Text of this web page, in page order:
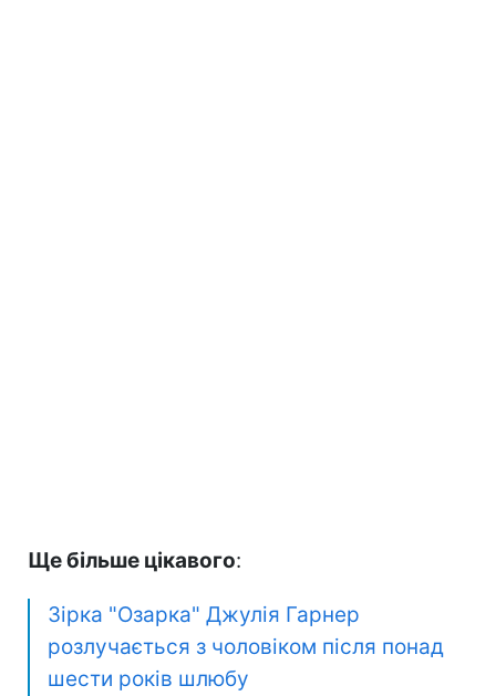
Ще більше цікавого:
Зірка "Озарка" Джулія Гарнер
розлучається з чоловіком після понад
шести років шлюбу